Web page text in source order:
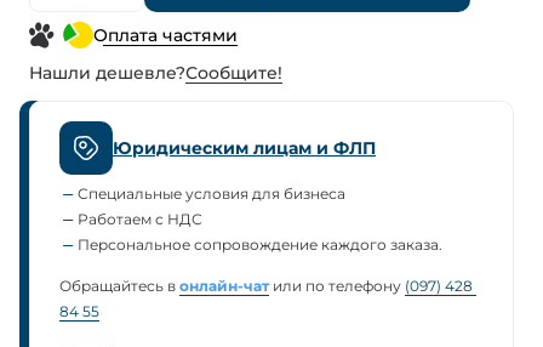
Оплата частями
Нашли дешевле?Сообщите!
Юридическим лицам и ФЛП
Специальные условия для бизнеса
Работаем с НДС
Персональное сопровождение каждого заказа.
Обращайтесь в онлайн-чатили по телефону (097) 428
84 55